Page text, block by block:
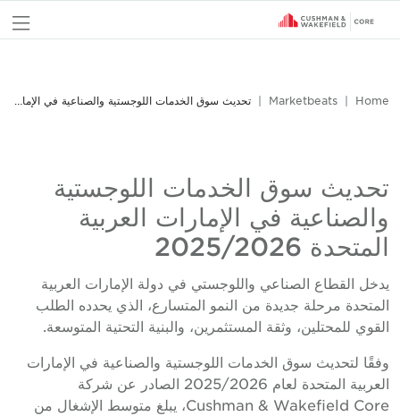
Home
Marketbeats تحديث سوق الخدمات اللوجستية والصناعية في الإمارات العربية المتحدة 2025/2026
تحديث سوق الخدمات اللوجستية
والصناعية في الإمارات العربية
المتحدة 2025/2026
يدخل القطاع الصناعي واللوجستي في دولة الإمارات العربية
المتحدة مرحلة جديدة من النمو المتسارع، الذي يحدده الطلب
القوي للمحتلين، وثقة المستثمرين، والبنية التحتية المتوسعة.
وفقًا لتحديث سوق الخدمات اللوجستية والصناعية في الإمارات
العربية المتحدة لعام 2025/2026 الصادر عن شركة
Cushman & Wakefield Core، يبلغ متوسط الإشغال من